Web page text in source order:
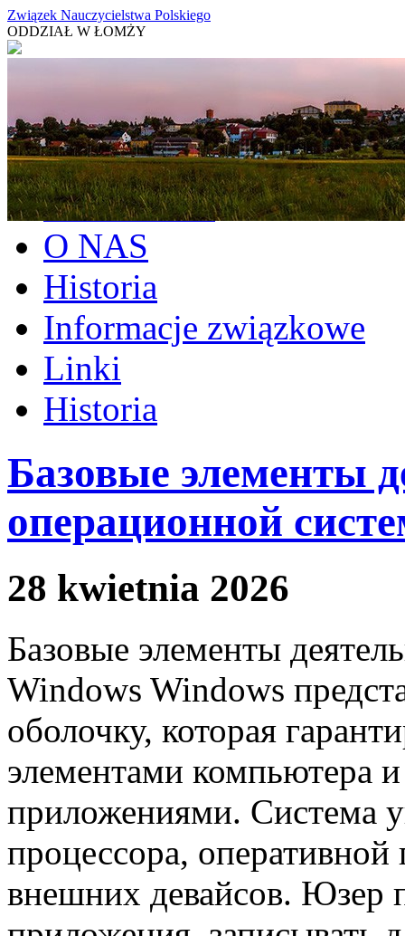
Związek Nauczycielstwa Polskiego
ODDZIAŁ W ŁOMŻY
Aktualności
O NAS
Historia
Informacje związkowe
Linki
Historia
Базовые элементы
операционной
28 kwietnia 2026
Базовые элементы
Windows Windows
оболочку, которая
элементами компьютера
приложениями. Система
процессора,
внешних девайсов. Юзер